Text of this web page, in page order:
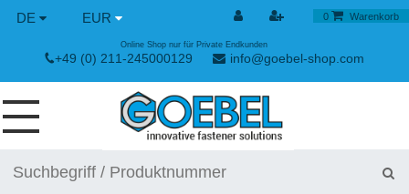
DE EUR 0 Warenkorb
+49 (0) 211-245000129 info@goebel-shop.com
Online Shop nur für Private Endkunden
SCHRAUBEN